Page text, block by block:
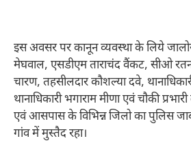
इस अवसर पर कानून व्यवस्था के लिये
मेघवाल, एसडीएम ताराचंद वैंकट, सीओ
चारण, तहसीलदार कौशल्या दवे,
थानाधिकारी भगाराम मीणा एवं चौकी
एवं आसपास के विभिन्न जिलो का पुलिस
गांव में मुस्तैद रहा।